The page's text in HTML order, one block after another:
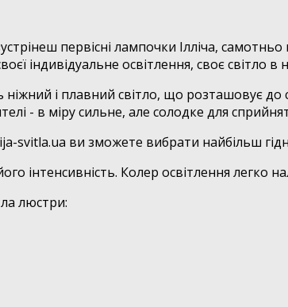
первісні лампочки Ілліча,
індивідуальне освітлення, своє світло в
ніжний і плавний світло, що розташовує
- в міру сильне, але солодке для
svitla.ua ви зможете вибрати найбільш
інтенсивність. Колер освітлення легко
люстри: